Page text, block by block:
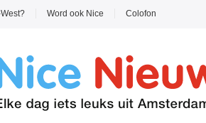
Word ook Nice Colofon